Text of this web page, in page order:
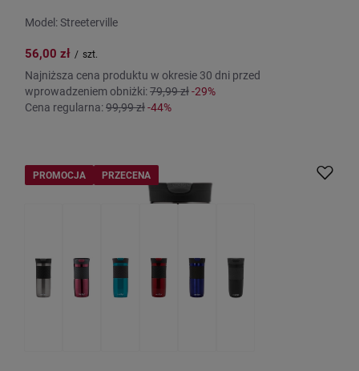
Model: Streeterville
56,00 zł / szt.
Najniższa cena produktu w okresie 30 dni przed
wprowadzeniem obniżki:79,99 zł-29%
Cena regularna:99,99 zł-44%
PROMOCJA PRZECENA